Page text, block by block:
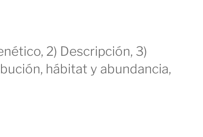
2) Descripción, 3)
hábitat y abundancia,